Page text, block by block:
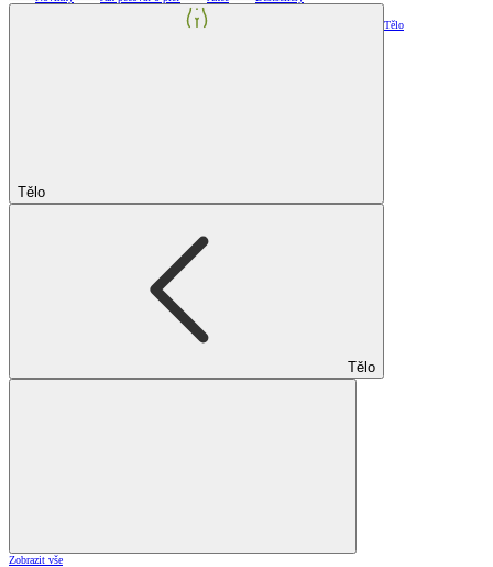
Tělo
Tělo
Tělo
Zobrazit vše